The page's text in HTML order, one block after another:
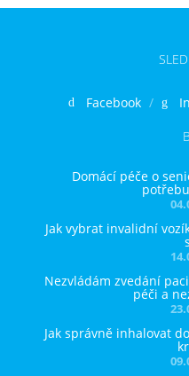
Facebook
Domácí péče o
Jak vybrat invalidní
Nezvládám zvedání
péči a
Jak správně inhalovat